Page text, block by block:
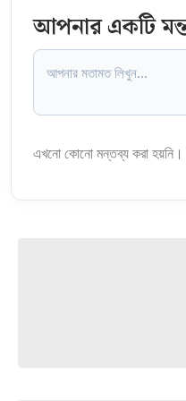
আপনার একটি
এখনো কোনো মন্তব্য করা হয়নি।